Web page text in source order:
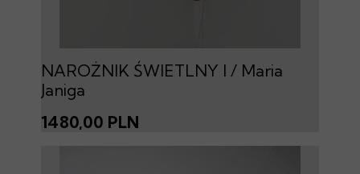
NAROŻNIK ŚWIETLNY I / Maria
Janiga
1480,00 PLN